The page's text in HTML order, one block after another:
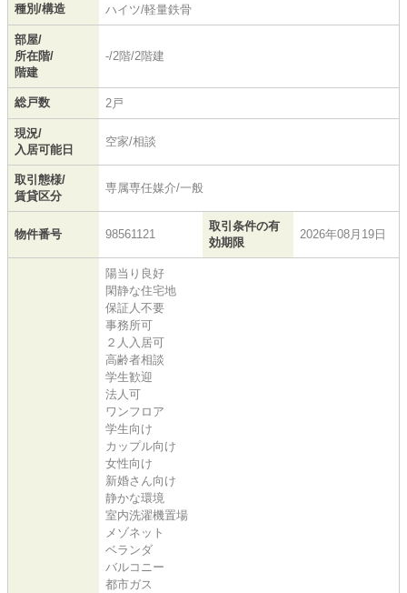
種別/構造 ハイツ/軽量鉄骨
部屋/
所在階/
階建
-/2階/2階建
総戸数 2戸
現況/
入居可能日
空家/相談
取引態様/
賃貸区分
専属専任媒介/一般
物件番号 98561121
取引条件の有
効期限
2026年08月19日
陽当り良好
閑静な住宅地
保証人不要
事務所可
２人入居可
高齢者相談
学生歓迎
法人可
ワンフロア
学生向け
カップル向け
女性向け
新婚さん向け
静かな環境
室内洗濯機置場
メゾネット
ベランダ
バルコニー
都市ガス